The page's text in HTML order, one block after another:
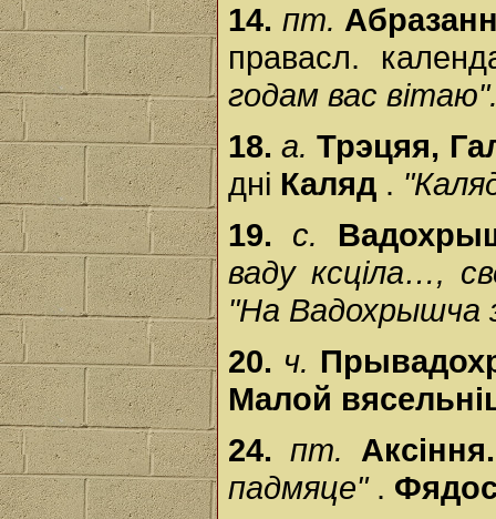
14. пт.
правасл.
годам вас
18.а.Трэцяя,
дні Каляд .
19. с.
ваду ксціла…,
"На Вадохрышча
20. ч.
Малой
24. пт.
падмяце" .